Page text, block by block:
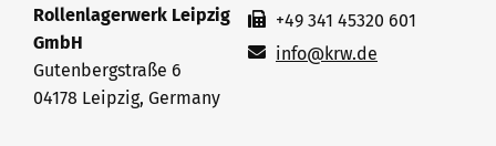
Rollenlagerwerk Leipzig
GmbH
Gutenbergstraße 6
04178 Leipzig, Germany
+49 341 45320 601
info@krw.de